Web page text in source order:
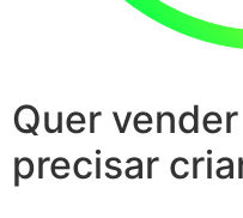
Quer
precisar